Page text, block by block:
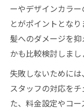
選ぶ方法
美容室が
法
バリエー
ラーデザ
髪質に合わせ
美容室で
ーやデザインカラ
とがポイントとなり
髪へのダメージを
かも比較検討しまし
失敗しないために
スタッフの対応を
た、料金設定やコ